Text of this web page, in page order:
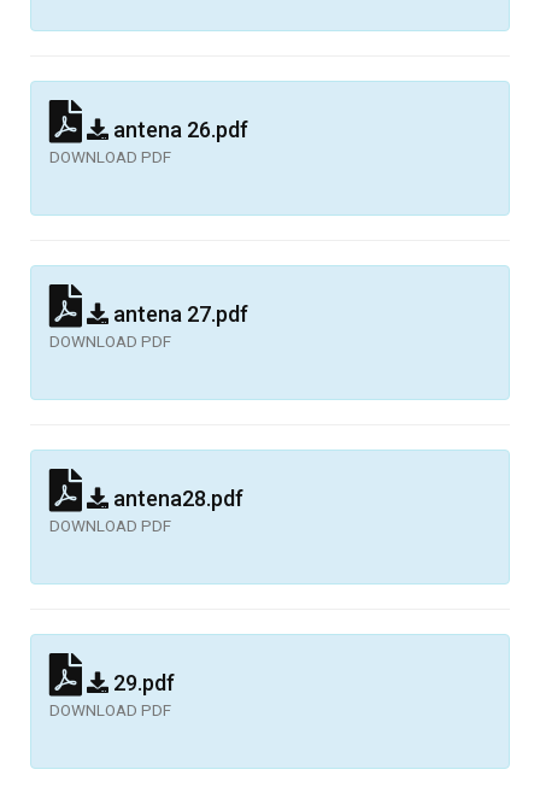
antena 26.pdf
DOWNLOAD PDF
antena 27.pdf
DOWNLOAD PDF
antena28.pdf
DOWNLOAD PDF
29.pdf
DOWNLOAD PDF